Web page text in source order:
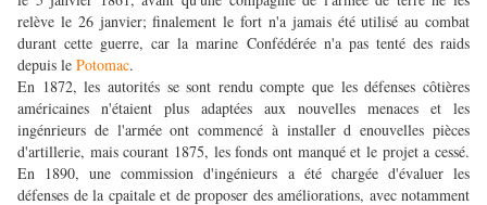
relève le 26 janvier; finalement le fort n'a jamais été utilisé au combat
durant cette guerre, car la marine Confédérée n'a pas tenté des raids
depuis le Potomac.
En 1872, les autorités se sont rendu compte que les défenses côtières
américaines n'étaient plus adaptées aux nouvelles menaces et les
ingénrieurs de l'armée ont commencé à installer d enouvelles pièces
d'artillerie, mais courant 1875, les fonds ont manqué et le projet a cessé.
En 1890, une commission d'ingénieurs a été chargée d'évaluer les
défenses de la cpaitale et de proposer des améliorations, avec notamment